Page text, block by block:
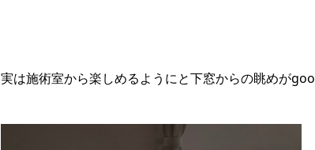
実は施術室から楽しめるようにと下窓からの眺めが